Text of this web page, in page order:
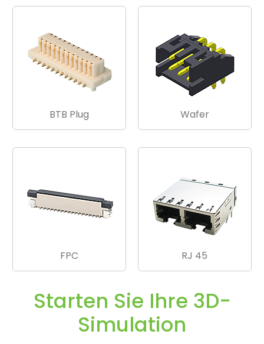
BTB Plug Wafer
FPC RJ 45
Starten Sie Ihre 3D-
Simulation